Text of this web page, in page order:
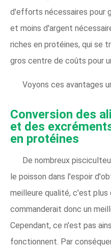
d'efforts nécessaires pour
et moins d'argent
riches en protéines, qui se
gros centre de coûts pour
Voyons ces avantages
Conversion des
et des
en protéines
De nombreux
le poisson dans l'espoir
meilleure qualité, c'est plus
commanderait donc un
Cependant, ce n'est pas
fonctionnent. Par